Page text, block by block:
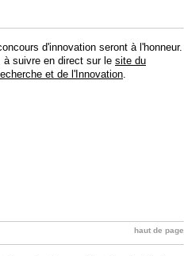
d'innovation seront à l'honneur.
suivre en direct sur le site du
et de l'Innovation
haut de page